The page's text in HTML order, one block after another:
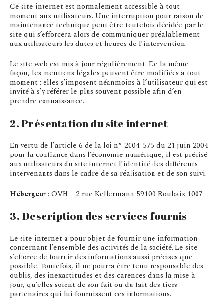
Ce site internet est normalement accessible à tout
moment aux utilisateurs. Une interruption pour raison de
maintenance technique peut être toutefois décidée par le
site qui s’efforcera alors de communiquer préalablement
aux utilisateurs les dates et heures de l’intervention.
Le site web est mis à jour régulièrement. De la même
façon, les mentions légales peuvent être modifiées à tout
moment : elles s’imposent néanmoins à l’utilisateur qui est
invité à s’y référer le plus souvent possible afin d’en
prendre connaissance.
2. Présentation du site internet
En vertu de l’article 6 de la loi n° 2004-575 du 21 juin 2004
pour la confiance dans l’économie numérique, il est précisé
aux utilisateurs du site internet l’identité des différents
intervenants dans le cadre de sa réalisation et de son suivi.
Hébergeur: OVH – 2 rue Kellermann 59100 Roubaix 1007
3. Description des services fournis
Le site internet a pour objet de fournir une information
concernant l’ensemble des activités de la société. Le site
s’efforce de fournir des informations aussi précises que
possible. Toutefois, il ne pourra être tenu responsable des
oublis, des inexactitudes et des carences dans la mise à
jour, qu’elles soient de son fait ou du fait des tiers
partenaires qui lui fournissent ces informations.